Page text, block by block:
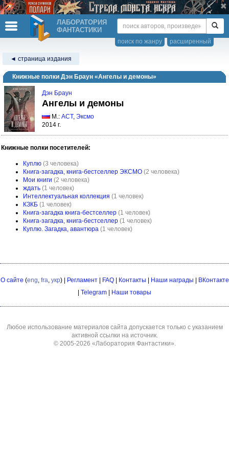
ЛАБОРАТОРИЯ
ФАНТАСТИКИ
расширенный
поиск по жанру
◄ страница издания
Книжные полки Дэн Браун «Ангелы и демоны»
Дэн Браун
Ангелы и демоны
М.: АСТ, Эксмо
2014 г.
Книжные полки посетителей:
Куплю (3 человека)
Книга-загадка, книга-бестселлер ЭКСМО (2 человека)
Мои книги (2 человека)
ждать (1 человек)
Интеллектуальная коллекция (1 человек)
КЗКБ (1 человек)
Книга-загадка книга-бестселлер (1 человек)
Книга-загадка, книга-бестселлер (1 человек)
Куплю. Загадка, авантюра (1 человек)
О сайте (eng, fra, укр) | Регламент| FAQ| Контакты Наши награды
ВКонтакте
Telegram Наши товары
Любое использование материалов сайта допускается только с указанием
активной ссылки на источник.
© 2005-2026 «Лаборатория Фантастики».